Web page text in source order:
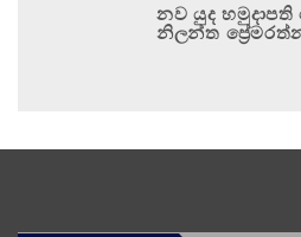
නව යුද හමුදාපති
නිලන්ත